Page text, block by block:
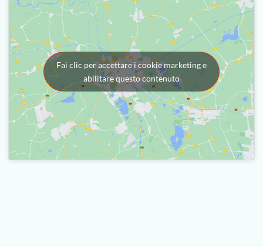
Fai clic per accettare i cookie marketing e
abilitare questo contenuto